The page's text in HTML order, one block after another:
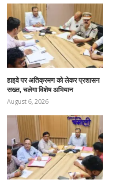
हाइवे पर अतिक्रमण को लेकर प्रशासन
सख्त, चलेगा विशेष अभियान
August 6, 2026